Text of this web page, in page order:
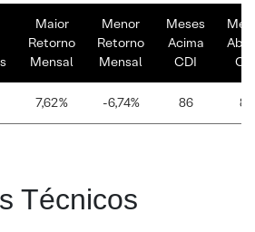
Maior
Retorno
Mensal
Menor
Retorno
Mensal
Meses
Acima
CDI
7,62% -6,74% 86 80
Técnicos